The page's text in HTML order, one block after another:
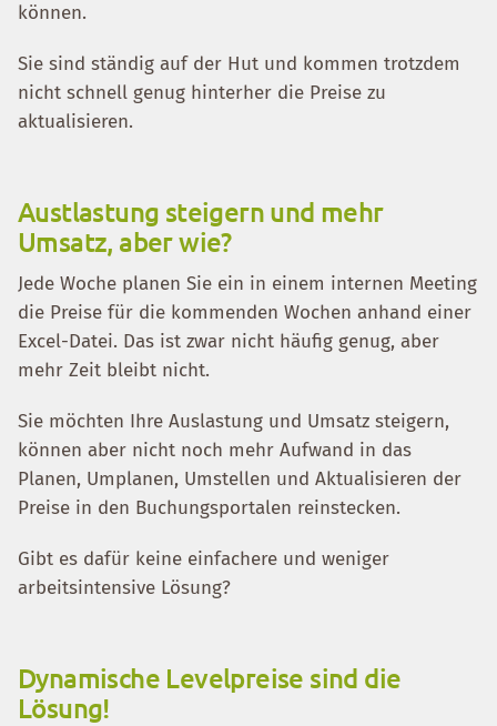
können.
Sie sind ständig auf der Hut und kommen trotzdem
nicht schnell genug hinterher die Preise zu
aktualisieren.
Austlastung steigern und mehr
Umsatz, aber wie?
Jede Woche planen Sie ein in einem internen Meeting
die Preise für die kommenden Wochen anhand einer
Excel-Datei. Das ist zwar nicht häufig genug, aber
mehr Zeit bleibt nicht.
Sie möchten Ihre Auslastung und Umsatz steigern,
können aber nicht noch mehr Aufwand in das
Planen, Umplanen, Umstellen und Aktualisieren der
Preise in den Buchungsportalen reinstecken.
Gibt es dafür keine einfachere und weniger
arbeitsintensive Lösung?
Dynamische Levelpreise sind die
Lösung!